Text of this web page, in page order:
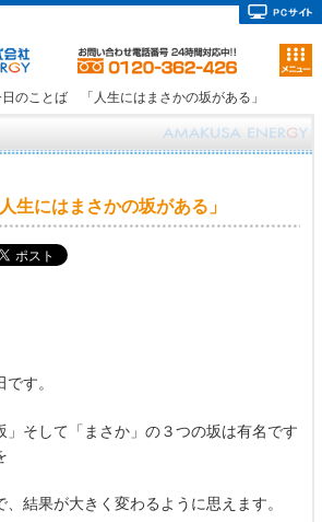
のことば 「人生にはまさかの坂がある」
にはまさかの坂がある」
す。
」そして「まさか」の３つの坂は有名です
結果が大きく変わるように思えます。